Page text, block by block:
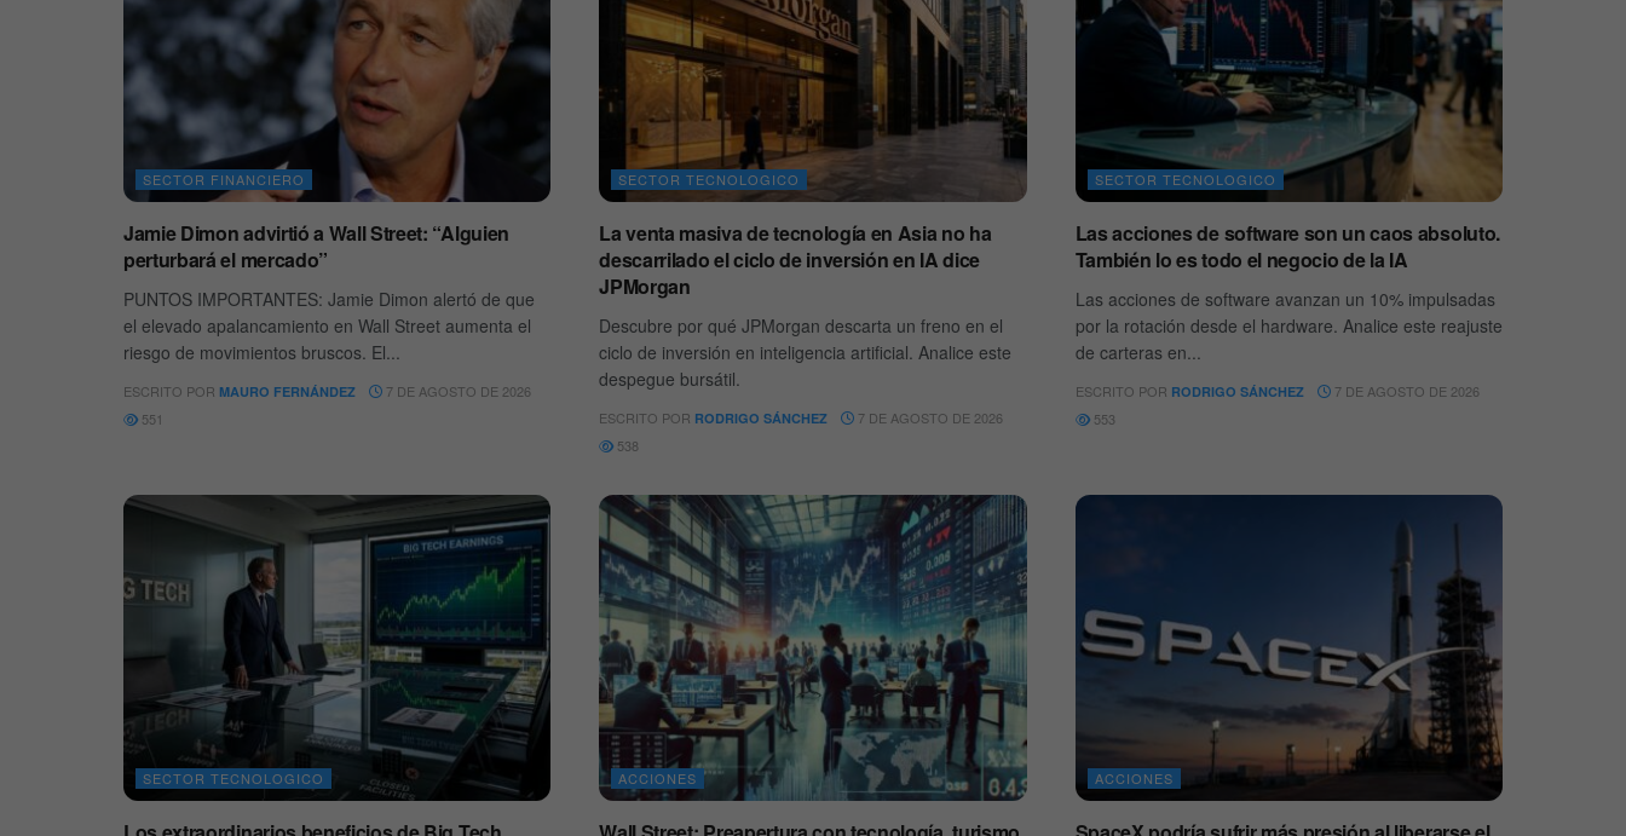
SECTOR FINANCIERO
Jamie Dimon advirtió a Wall Street: “Alguien
perturbará el mercado”
PUNTOS IMPORTANTES: Jamie Dimon alertó de que
el elevado apalancamiento en Wall Street aumenta el
riesgo de movimientos bruscos. El...
ESCRITO POR MAURO FERNÁNDEZ
7 DE AGOSTO DE 2026
551
SECTOR TECNOLOGICO
La venta masiva de tecnología en Asia no ha
descarrilado el ciclo de inversión en IA dice
JPMorgan
Descubre por qué JPMorgan descarta un freno en el
ciclo de inversión en inteligencia artificial. Analice este
despegue bursátil.
ESCRITO POR RODRIGO SÁNCHEZ
7 DE AGOSTO DE 2026
538
SECTOR TECNOLOGICO
Las acciones de software son un caos absoluto.
También lo es todo el negocio de la IA
Las acciones de software avanzan un 10% impulsadas
por la rotación desde el hardware. Analice este reajuste
de carteras en...
ESCRITO POR RODRIGO SÁNCHEZ
7 DE AGOSTO DE 2026
553
SECTOR TECNOLOGICO ACCIONES ACCIONES